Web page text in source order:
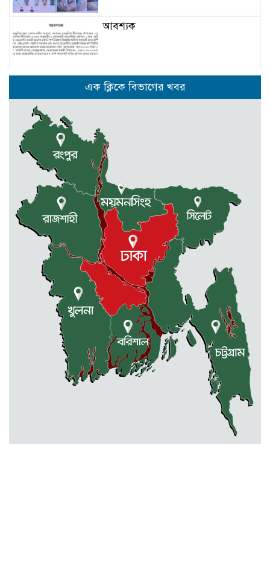
আবশ্যক
নেত্রকোনার দুর্গাপুরে ৬৩ বোতল
ভারতীয় মদসহ আটক -২
কেন্দুয়ায় ফাইভ ব্রাদার্স সোশাল
ওয়েলফেয়ার এসোসিয়েশনের উদ্যোগে
বৃক্ষরোপণ কর্মসূচী
মোহনগঞ্জ উপজেলা স্বাস্থ্য কম্প্লেক্স
কর্মকর্তা ডা. মোমেনুল এর অকাল মৃত্যু
নেত্রকোণায় মেরিট কেয়ার
অর্গানাইজেশনের উদ্যোগে ফ্রি মেডিক্যাল
ক্যাম্প অনুষ্ঠিত
মোহনগঞ্জ স্বাস্থ্য কমপ্লেক্সের ১২ জন
ডাক্তারকে কৈফিয়ত তলব
বারহাট্টায় ৪৫টি ভারতীয় টায়ার জব্দ,
মোহনগঞ্জ স্বাস্থ্য কমপ্লেক্সের আউটডোর
এক ক্লিকে বিভাগের খবর